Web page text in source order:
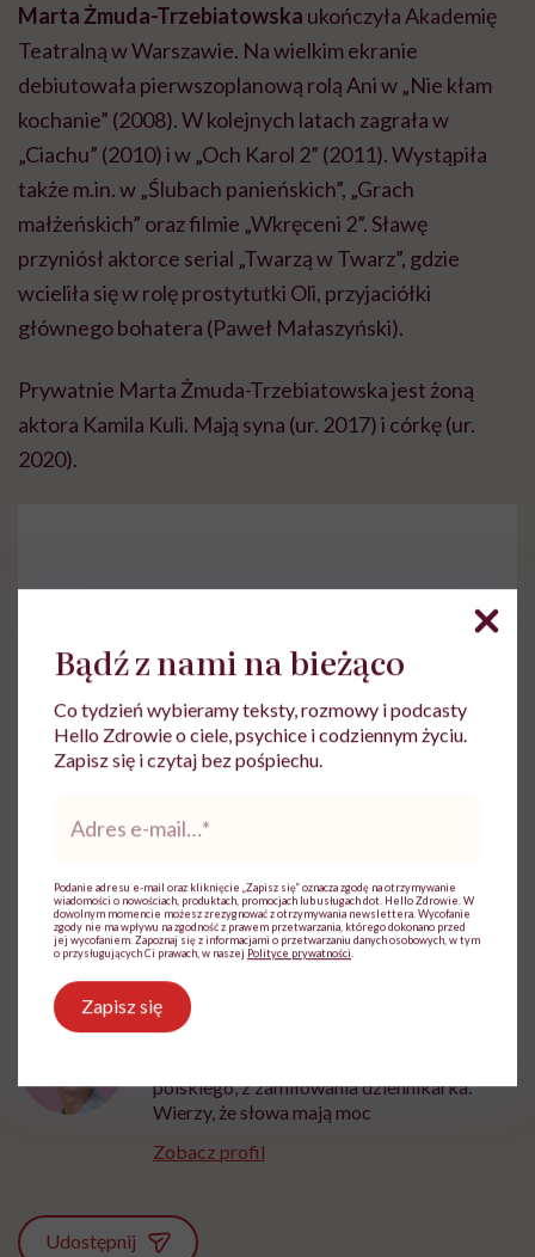
Marta Żmuda-Trzebiatowska ukończyła Akademię
Teatralną w Warszawie. Na wielkim ekranie
debiutowała pierwszoplanową rolą Ani w „Nie kłam
kochanie” (2008). W kolejnych latach zagrała w
„Ciachu” (2010) i w „Och Karol 2” (2011). Wystąpiła
także m.in. w „Ślubach panieńskich”, „Grach
małżeńskich” oraz filmie „Wkręceni 2”. Sławę
przyniósł aktorce serial „Twarzą w Twarz”, gdzie
wcieliła się w rolę prostytutki Oli, przyjaciółki
głównego bohatera (Paweł Małaszyński).
Prywatnie Marta Żmuda-Trzebiatowska jest żoną
aktora Kamila Kuli. Mają syna (ur. 2017) i córkę (ur.
2020).
serwisu (Instagram, Facebook, YouTube, itp.)
wymagana jest zgoda na pliki cookie.
Zmień ustawienia
Aleksandra Tchórzewska
polskiego, z zamiłowania dziennikarka.
Wierzy, że słowa mają moc
Zobacz profil
Udostępnij
Bądź z nami na bieżąco
Co tydzień wybieramy teksty, rozmowy i podcasty
Hello Zdrowie o ciele, psychice i codziennym życiu.
Zapisz się i czytaj bez pośpiechu.
mail*
Podanie adresu e-mail oraz kliknięcie „Zapisz się” oznacza zgodę na otrzymywanie
wiadomości o nowościach, produktach, promocjach lub usługach dot. Hello Zdrowie. W
dowolnym momencie możesz zrezygnować z otrzymywania newslettera. Wycofanie
zgody nie ma wpływu na zgodność z prawem przetwarzania, którego dokonano przed
jej wycofaniem. Zapoznaj się z informacjami o przetwarzaniu danych osobowych, w tym
o przysługujących Ci prawach, w naszej Polityce prywatności
Zapisz się